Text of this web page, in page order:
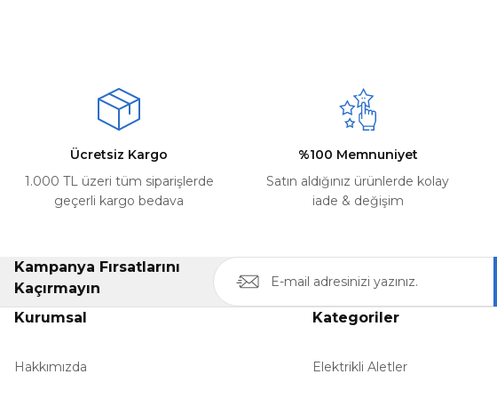
Ürün açıklamasında eksik bilgiler bulunuyor.
Ürün bilgilerinde hatalar bulunuyor.
Ücretsiz Kargo
1.000 TL üzeri tüm siparişlerde
geçerli kargo bedava
%100 Memnuniyet
Satın aldığınız ürünlerde kolay
iade & değişim
Kampanya Fırsatlarını
Kaçırmayın
Kurumsal
Hakkımızda
Kategoriler
Elektrikli Aletler